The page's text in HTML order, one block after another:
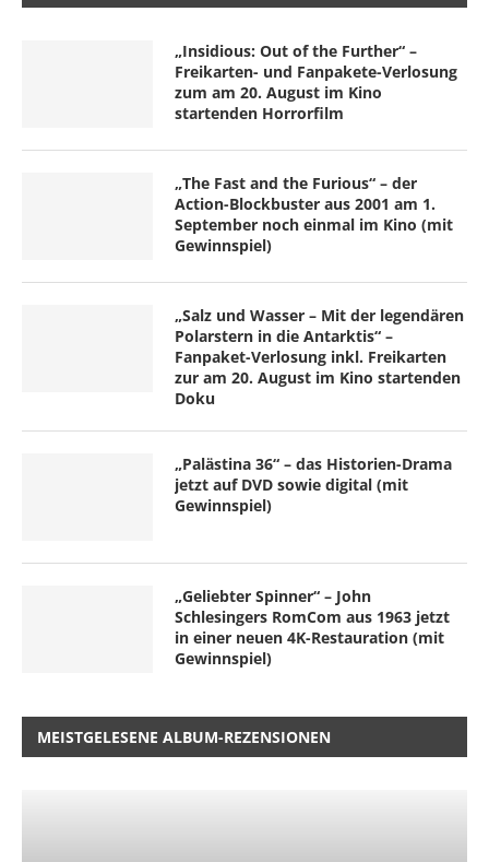
„Insidious: Out of the Further“ –
Freikarten- und Fanpakete-Verlosung
zum am 20. August im Kino
startenden Horrorfilm
„The Fast and the Furious“ – der
Action-Blockbuster aus 2001 am 1.
September noch einmal im Kino (mit
Gewinnspiel)
„Salz und Wasser – Mit der legendären
Polarstern in die Antarktis“ –
Fanpaket-Verlosung inkl. Freikarten
zur am 20. August im Kino startenden
Doku
„Palästina 36“ – das Historien-Drama
jetzt auf DVD sowie digital (mit
Gewinnspiel)
„Geliebter Spinner“ – John
Schlesingers RomCom aus 1963 jetzt
in einer neuen 4K-Restauration (mit
Gewinnspiel)
MEISTGELESENE ALBUM-REZENSIONEN